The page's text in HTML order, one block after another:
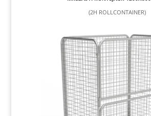
(2H ROLLCONTAINER)